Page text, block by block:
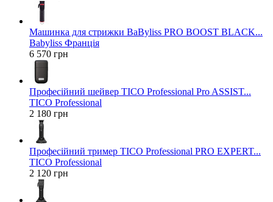
Машинка для стрижки BaByliss PRO BOOST BLACK...
Babyliss Франція
6 570 грн
Професійний шейвер TICO Professional Pro ASSIST...
TICO Professional
2 180 грн
Професійний тример TICO Professional PRO EXPERT...
TICO Professional
2 120 грн